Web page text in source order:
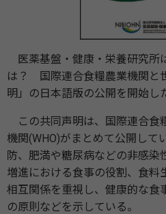
医薬基盤・健康・栄養研究所
は？ 国際連合食糧農業機関と
明」の日本語版の公開を開始し
この共同声明は、国際連合食
機関(WHO)がまとめて公開して
防、肥満や糖尿病などの非感染
増進における食事の役割、食料
相互関係を重視し、健康的な食
の原則などを示している。